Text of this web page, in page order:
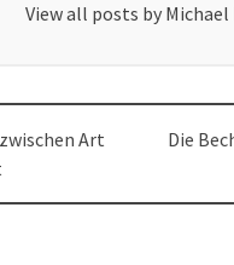
View all posts by Michael
Art
Die